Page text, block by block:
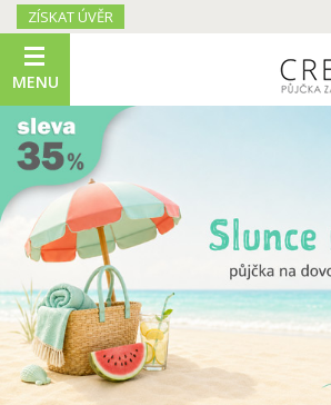
ZÍSKAT ÚVĚR
MENU